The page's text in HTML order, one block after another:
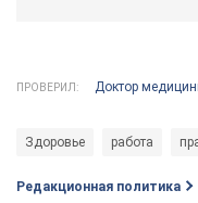
ПРОВЕРИЛ: Доктор
Здоровье работа
Редакционная политика